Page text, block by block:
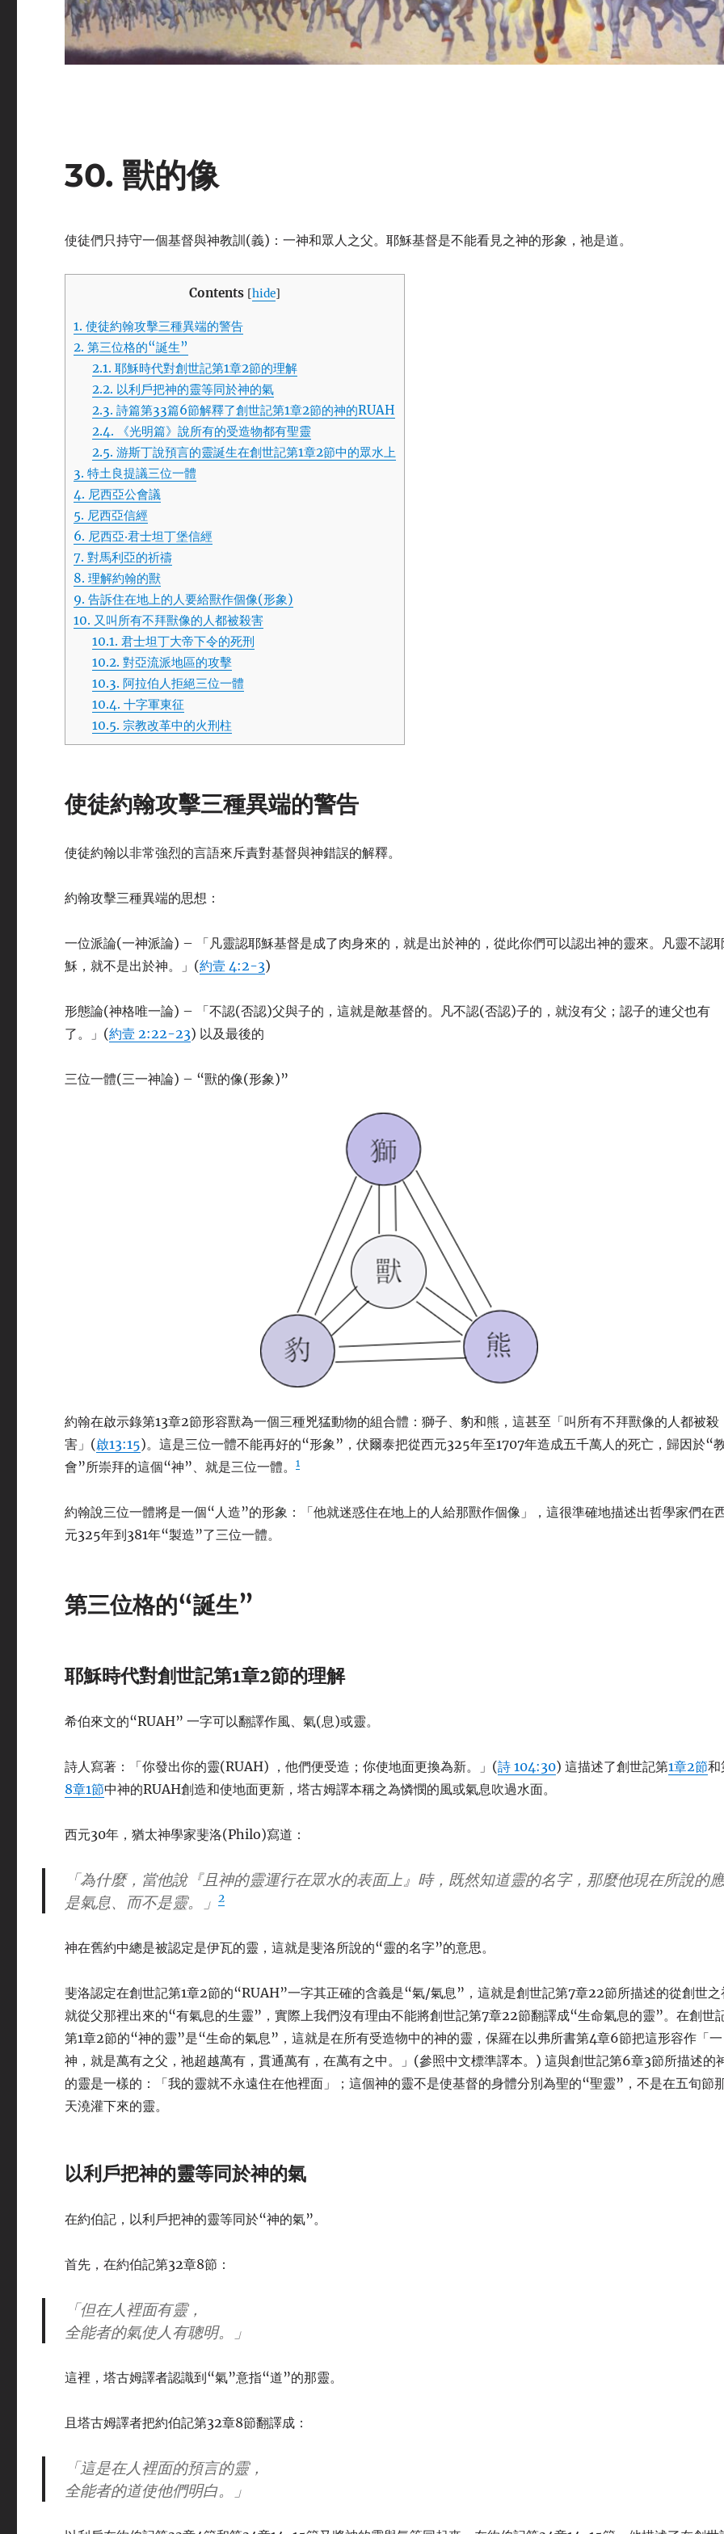
30. 獸的像
使徒們只持守一個基督與神教訓(義)：一神和眾人之父。耶穌基督是不能看見之神的形象，祂是道。
Contents [hide]
1. 使徒約翰攻擊三種異端的警告
2. 第三位格的“誕生”
2.1. 耶穌時代對創世記第1章2節的理解
2.2. 以利戶把神的靈等同於神的氣
2.3. 詩篇第33篇6節解釋了創世記第1章2節的神的RUAH
2.4. 《光明篇》說所有的受造物都有聖靈
2.5. 游斯丁說預言的靈誕生在創世記第1章2節中的眾水上
3. 特土良提議三位一體
4. 尼西亞公會議
5. 尼西亞信經
6. 尼西亞‧君士坦丁堡信經
7. 對馬利亞的祈禱
8. 理解約翰的獸
9. 告訴住在地上的人要給獸作個像(形象)
10. 又叫所有不拜獸像的人都被殺害
10.1. 君士坦丁大帝下令的死刑
10.2. 對亞流派地區的攻擊
10.3. 阿拉伯人拒絕三位一體
10.4. 十字軍東征
10.5. 宗教改革中的火刑柱
使徒約翰攻擊三種異端的警告
使徒約翰以非常強烈的言語來斥責對基督與神錯誤的解釋。
約翰攻擊三種異端的思想：
一位派論(一神派論) – 「凡靈認耶穌基督是成了肉身來的，就是出於神的，從此你們可以認出神的靈來。凡靈不認
穌，就不是出於神。」(約壹 4:2-3)
形態論(神格唯一論) – 「不認(否認)父與子的，這就是敵基督的。凡不認(否認)子的，就沒有父；認子的連父也有
了。」(約壹 2:22-23) 以及最後的
三位一體(三一神論) – “獸的像(形象)”
約翰在啟示錄第13章2節形容獸為一個三種兇猛動物的組合體：獅子、豹和熊，這甚至「叫所有不拜獸像的人都被殺
害」(啟13:15)。這是三位一體不能再好的“形象”，伏爾泰把從西元325年至1707年造成五千萬人的死亡，歸因於“
會”所崇拜的這個“神”、就是三位一體。1
約翰說三位一體將是一個“人造”的形象：「他就迷惑住在地上的人給那獸作個像」，這很準確地描述出哲學家們在
元325年到381年“製造”了三位一體。
第三位格的“誕生”
耶穌時代對創世記第1章2節的理解
希伯來文的“RUAH” 一字可以翻譯作風、氣(息)或靈。
詩人寫著：「你發出你的靈(RUAH) ，他們便受造；你使地面更換為新。」(詩 104:30) 這描述了創世記第1章2節和
8章1節中神的RUAH創造和使地面更新，塔古姆譯本稱之為憐憫的風或氣息吹過水面。
西元30年，猶太神學家斐洛(Philo)寫道：
「為什麼，當他說『且神的靈運行在眾水的表面上』時，既然知道靈的名字，那麼他現在所說的
是氣息、而不是靈。」2
神在舊約中總是被認定是伊瓦的靈，這就是斐洛所說的“靈的名字”的意思。
斐洛認定在創世記第1章2節的“RUAH”一字其正確的含義是“氣/氣息”，這就是創世記第7章22節所描述的從創世之
就從父那裡出來的“有氣息的生靈”，實際上我們沒有理由不能將創世記第7章22節翻譯成“生命氣息的靈”。在創世
第1章2節的“神的靈”是“生命的氣息”，這就是在所有受造物中的神的靈，保羅在以弗所書第4章6節把這形容作「一
神，就是萬有之父，祂超越萬有，貫通萬有，在萬有之中。」(參照中文標準譯本。) 這與創世記第6章3節所描述的
的靈是一樣的：「我的靈就不永遠住在他裡面」；這個神的靈不是使基督的身體分別為聖的“聖靈”，不是在五旬節
天澆灌下來的靈。
以利戶把神的靈等同於神的氣
在約伯記，以利戶把神的靈等同於“神的氣”。
首先，在約伯記第32章8節：
「但在人裡面有靈，
全能者的氣使人有聰明。」
這裡，塔古姆譯者認識到“氣”意指“道”的那靈。
且塔古姆譯者把約伯記第32章8節翻譯成：
「這是在人裡面的預言的靈，
全能者的道使他們明白。」